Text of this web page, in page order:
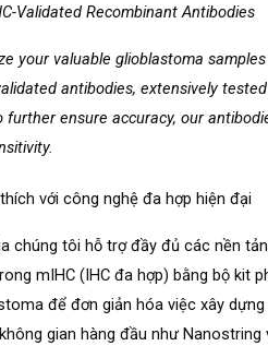
Validated Recombinant Antibodies
your valuable glioblastoma
antibodies, extensively
further ensure accuracy, our
với công nghệ đa hợp hiện đại
chúng tôi hỗ trợ đầy đủ các nền
mIHC (IHC đa hợp) bằng bộ kit
để đơn giản hóa việc xây
gian hàng đầu như Nanostring